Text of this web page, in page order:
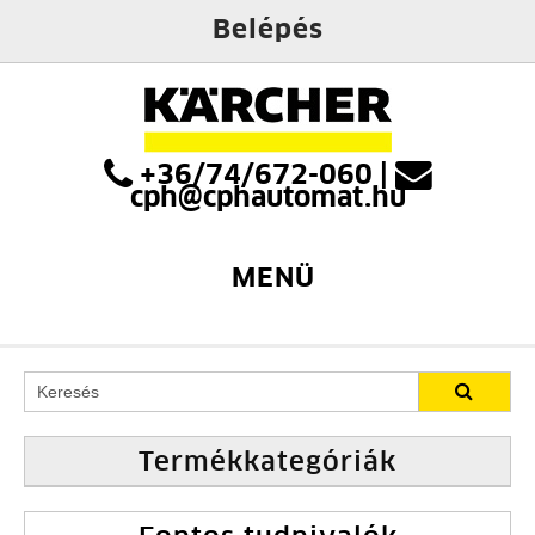
Belépés
+36/74/672-060
cph@cphautomat.hu
MENÜ
Termékkategóriák